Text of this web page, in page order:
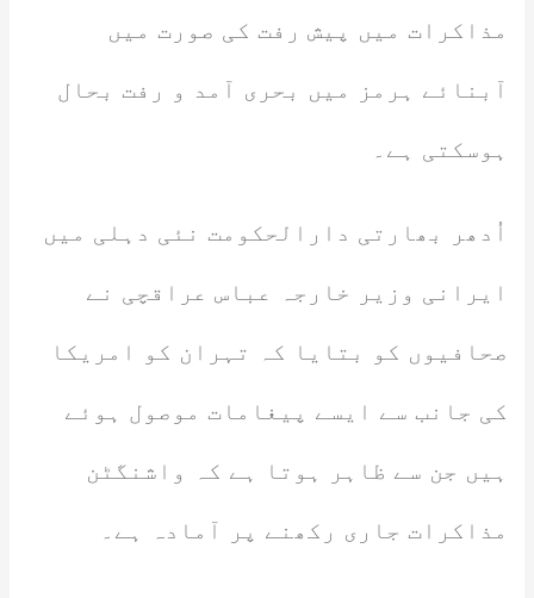
مذاکرات میں پیش رفت کی صورت میں
آبنائے ہرمز میں بحری آمد و رفت بحال
ہوسکتی ہے۔
اُدھر بھارتی دارالحکومت نئی دہلی میں
ایرانی وزیر خارجہ عباس عراقچی نے
صحافیوں کو بتایا کہ تہران کو امریکا
کی جانب سے ایسے پیغامات موصول ہوئے
ہیں جن سے ظاہر ہوتا ہے کہ واشنگٹن
مذاکرات جاری رکھنے پر آمادہ ہے۔